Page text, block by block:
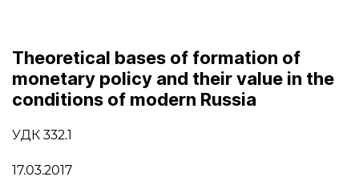
Theoretical bases of formation of
monetary policy and their value in the
conditions of modern Russia
УДК 332.1
17.03.2017